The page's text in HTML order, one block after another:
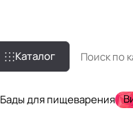
Каталог
Бады для пищеварения